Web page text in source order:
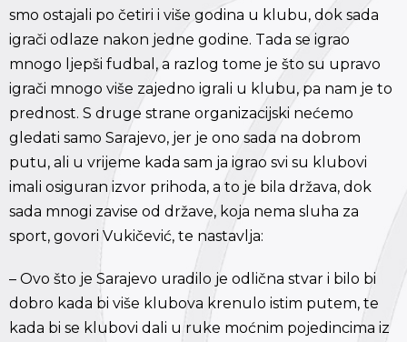
smo ostajali po četiri i više godina u klubu, dok sada
igrači odlaze nakon jedne godine. Tada se igrao
mnogo ljepši fudbal, a razlog tome je što su upravo
igrači mnogo više zajedno igrali u klubu, pa nam je to
prednost. S druge strane organizacijski nećemo
gledati samo Sarajevo, jer je ono sada na dobrom
putu, ali u vrijeme kada sam ja igrao svi su klubovi
imali osiguran izvor prihoda, a to je bila država, dok
sada mnogi zavise od države, koja nema sluha za
sport, govori Vukičević, te nastavlja:
– Ovo što je Sarajevo uradilo je odlična stvar i bilo bi
dobro kada bi više klubova krenulo istim putem, te
kada bi se klubovi dali u ruke moćnim pojedincima iz